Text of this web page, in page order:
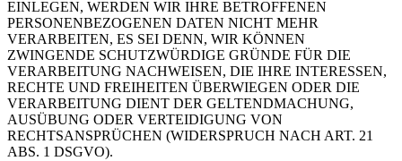
EINLEGEN, WERDEN WIR IHRE BETROFFENEN
PERSONENBEZOGENEN DATEN NICHT MEHR
VERARBEITEN, ES SEI DENN, WIR KÖNNEN
ZWINGENDE SCHUTZWÜRDIGE GRÜNDE FÜR DIE
VERARBEITUNG NACHWEISEN, DIE IHRE INTERESSEN,
RECHTE UND FREIHEITEN ÜBERWIEGEN ODER DIE
VERARBEITUNG DIENT DER GELTENDMACHUNG,
AUSÜBUNG ODER VERTEIDIGUNG VON
RECHTSANSPRÜCHEN (WIDERSPRUCH NACH ART. 21
ABS. 1 DSGVO).